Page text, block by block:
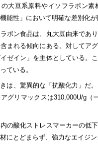
大豆系原料やイソフラボン
能性」において明確な差別化が
ボン食品は、丸大豆由来であ
まれる傾向にある。対してア
ゼイン」を主体としている。
ている。
は、驚異的な「抗酸化力」だ
グリマックスは310,000U/g
の酸化ストレスマーカーの低
にとどまらず、強力なエイジ